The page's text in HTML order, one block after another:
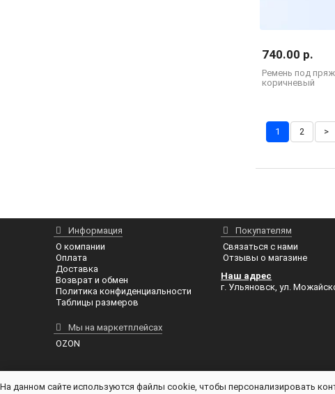
Ремень под
коричневый
740.00 р.
1 2 >
Информация
О компании
Оплата
Доставка
Возврат и обмен
Политика конфиденциальности
Таблицы размеров
Мы на маркетплейсах
OZON
Покупателям
Связаться с нами
Отзывы о магазине
Наш адрес
г. Ульяновск, ул.
На данном сайте используются файлы cookie, чтобы персонализировать